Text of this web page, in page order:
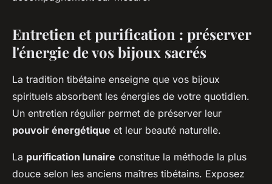
Entretien et purification : préserver
l'énergie de vos bijoux sacrés
La tradition tibétaine enseigne que vos bijoux
spirituels absorbent les énergies de votre quotidien.
Un entretien régulier permet de préserver leur
pouvoir énergétique et leur beauté naturelle.
La purification lunaire constitue la méthode la plus
douce selon les anciens maîtres tibétains. Exposez